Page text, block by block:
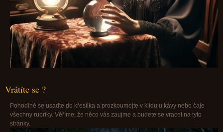
Vrátíte se ?
Pohodlně se usaďte do křesílka a prozkoumejte v klidu u kávy nebo čaje
všechny rubriky. Věříme, že něco vás zaujme a budete se vracet na tyto
stránky.